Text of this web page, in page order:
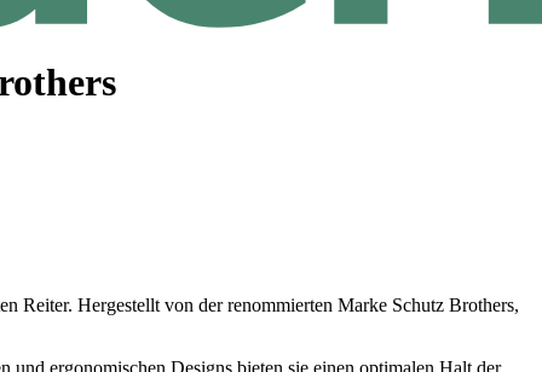
Reiter. Hergestellt von der renommierten Marke Schutz Brothers,